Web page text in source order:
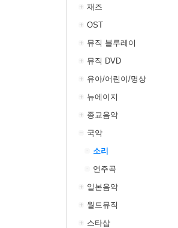
재즈
OST
뮤직 블루레이
뮤직 DVD
유아/어린이/명상
뉴에이지
종교음악
국악
소리
연주곡
일본음악
월드뮤직
스타샵